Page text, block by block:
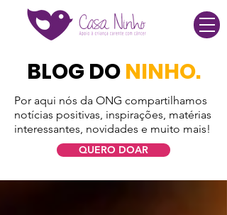
BLOG DONINHO.
Por aqui nós da ONG compartilhamos
notícias positivas, inspirações, matérias
interessantes, novidades e muito mais!
QUERO DOAR